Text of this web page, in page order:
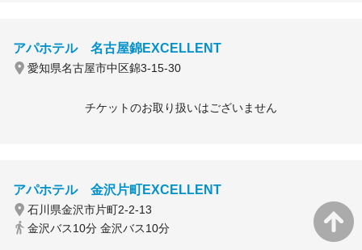
アパホテル 名古屋錦EXCELLENT
愛知県名古屋市中区錦3-15-30
チケットのお取り扱いはございません
アパホテル 金沢片町EXCELLENT
石川県金沢市片町2-2-13
金沢バス10分 金沢バス10分